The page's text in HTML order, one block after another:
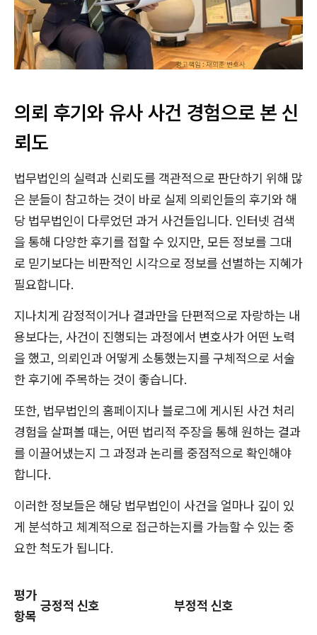
의뢰 후기와 유사 사건 경험으로 본 신
뢰도
법무법인의 실력과 신뢰도를 객관적으로 판단하기 위해 많
은 분들이 참고하는 것이 바로 실제 의뢰인들의 후기와 해
당 법무법인이 다루었던 과거 사건들입니다. 인터넷 검색
을 통해 다양한 후기를 접할 수 있지만, 모든 정보를 그대
로 믿기보다는 비판적인 시각으로 정보를 선별하는 지혜가
필요합니다.
지나치게 감정적이거나 결과만을 단편적으로 자랑하는 내
용보다는, 사건이 진행되는 과정에서 변호사가 어떤 노력
을 했고, 의뢰인과 어떻게 소통했는지를 구체적으로 서술
한 후기에 주목하는 것이 좋습니다.
또한, 법무법인의 홈페이지나 블로그에 게시된 사건 처리
경험을 살펴볼 때는, 어떤 법리적 주장을 통해 원하는 결과
를 이끌어냈는지 그 과정과 논리를 중점적으로 확인해야
합니다.
이러한 정보들은 해당 법무법인이 사건을 얼마나 깊이 있
게 분석하고 체계적으로 접근하는지를 가늠할 수 있는 중
요한 척도가 됩니다.
평가
항목
긍정적 신호 부정적 신호